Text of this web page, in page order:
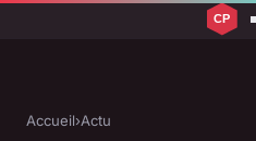
Accueil›Actu